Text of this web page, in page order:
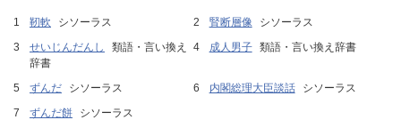
靭軟 シソーラス 腎断層像
シソーラス
せいじんだんし
類語・言い換え
辞書
成人男子 類語・言い換え辞書
ずんだ シソーラス 内閣総理大臣談話
シソーラス
ずんだ餅
シソーラス